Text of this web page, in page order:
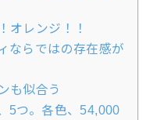
オレンジ！！
ならではの存在感が
も似合う
5つ。各色、54,000